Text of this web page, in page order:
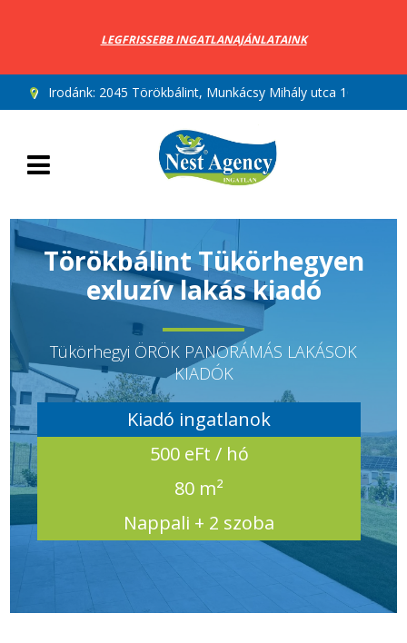
LEGFRISSEBB INGATLANAJÁNLATAINK
Irodánk: 2045 Törökbálint, Munkácsy Mihály utca 10.
Törökbálint Tükörhegyen
exluzív lakás kiadó
Tükörhegyi ÖRÖK PANORÁMÁS LAKÁSOK
KIADÓK
Kiadó ingatlanok
500 eFt / hó
80 m²
Nappali + 2 szoba